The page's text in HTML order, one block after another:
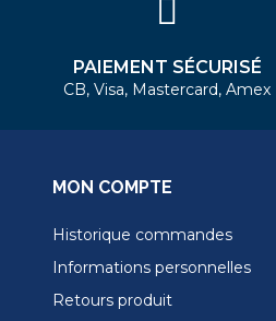
PAIEMENT SÉCURISÉ
CB, Visa, Mastercard, Amex
MON COMPTE
Historique commandes
Informations personnelles
Retours produit